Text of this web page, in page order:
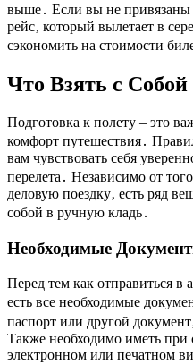
выше․ Если вы не привязаны
рейс‚ который вылетает в
сэкономить на стоимости
Что Взять с
Подготовка к полету – это
комфорт путешествия․
вам чувствовать себя
перелета․ Независимо от
деловую поездку‚ есть ряд
собой в ручную кладь․
Необходимые
Перед тем как отправиться в
есть все необходимые
паспорт или другой
Также необходимо иметь при
электронном или печатном